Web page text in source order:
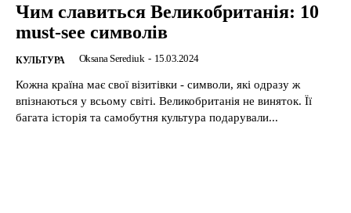
Чим славиться Великобританія: 10
must-see символів
КУЛЬТУРА Oksana Serediuk - 15.03.2024
Кожна країна має свої візитівки - символи, які одразу ж
впізнаються у всьому світі. Великобританія не виняток. Її
багата історія та самобутня культура подарували...